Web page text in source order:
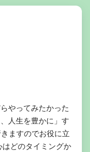
やってみたかった
人生を豊かに」す
ますのでお役に立
どのタイミングか